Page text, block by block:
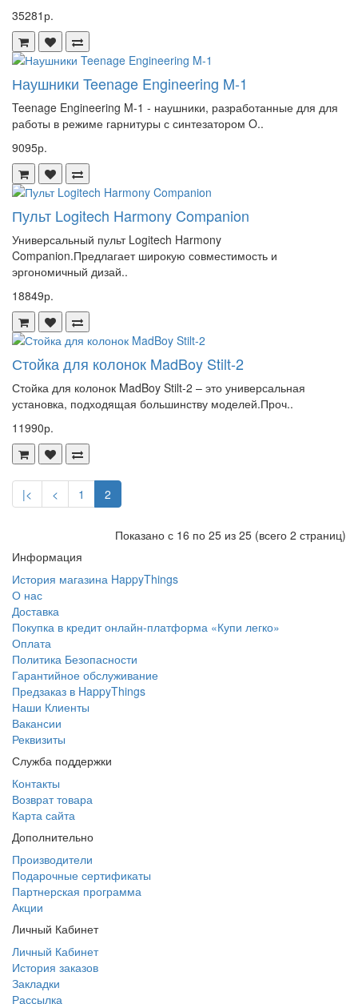
35281р.
Наушники Teenage Engineering M-1
Teenage Engineering M-1 - наушники, разработанные для для
работы в режиме гарнитуры с синтезатором O..
9095р.
Пульт Logitech Harmony Companion
Универсальный пульт Logitech Harmony
Companion.Предлагает широкую совместимость и
эргономичный дизай..
18849р.
Стойка для колонок MadBoy Stilt-2
Стойка для колонок MadBoy Stilt-2 – это универсальная
установка, подходящая большинству моделей.Проч..
11990р.
|< < 1 2
Показано с 16 по 25 из 25 (всего 2 страниц)
Информация
История магазина HappyThings
О нас
Доставка
Покупка в кредит онлайн-платформа «Купи легко»
Оплата
Политика Безопасности
Гарантийное обслуживание
Предзаказ в HappyThings
Наши Клиенты
Вакансии
Реквизиты
Служба поддержки
Контакты
Возврат товара
Карта сайта
Дополнительно
Производители
Подарочные сертификаты
Партнерская программа
Акции
Личный Кабинет
Личный Кабинет
История заказов
Закладки
Рассылка